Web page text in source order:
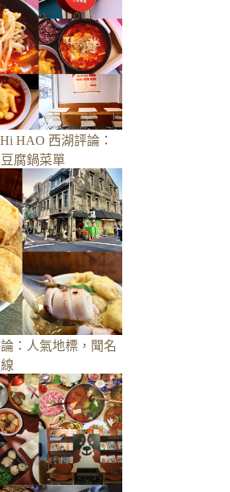
HAO 西湖評論：
腐鍋菜單
：人氣地標，聞名